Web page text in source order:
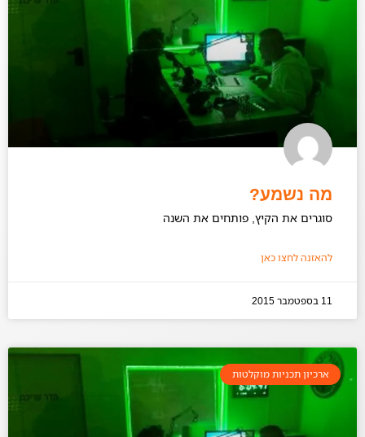
מה נשמע?
סוגרים את הקיץ, פותחים את השנה
להאזנה לחצו כאן
11 בספטמבר 2015
ארכיון תכניות מוקלטות